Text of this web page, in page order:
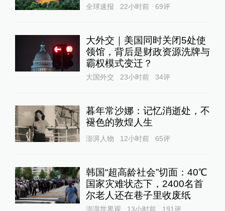
全球速报 22小时前 69评
大外交｜美国同时关闭5处使
领馆，背后是财政资源洗牌与
霸权模式变迁？
大国外交 23小时前 34评
暮年常沙娜：记忆消逝处，不
褪色的敦煌人生
澎湃人物 12小时前 65评
韩国“超高龄社会”切面：40℃
国家灾难状态下，2400名首
尔老人还在巷子里收废纸
澎湃世界观 13小时前 191评